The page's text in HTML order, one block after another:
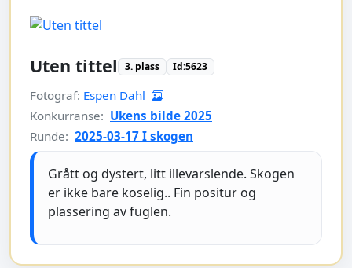
Uten tittel 3. plass Id:5623
Fotograf: Espen Dahl
Konkurranse: Ukens bilde 2025
Runde: 2025-03-17 I skogen
Grått og dystert, litt illevarslende. Skogen
er ikke bare koselig.. Fin positur og
plassering av fuglen.